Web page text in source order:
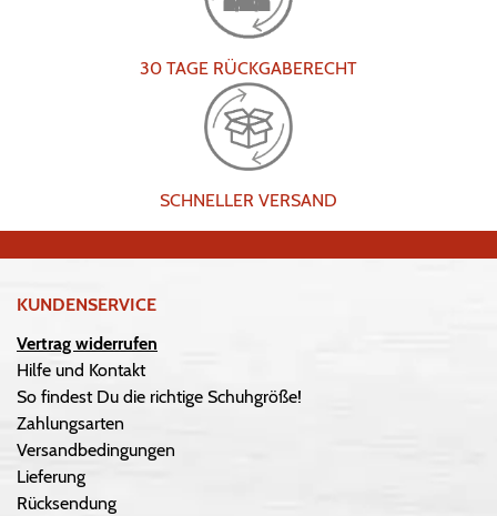
30 TAGE RÜCKGABERECHT
SCHNELLER VERSAND
KUNDENSERVICE
Vertrag widerrufen
Hilfe und Kontakt
So findest Du die richtige Schuhgröße!
Zahlungsarten
Versandbedingungen
Lieferung
Rücksendung